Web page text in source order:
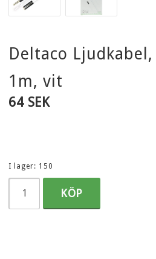
Deltaco
1m, vit
64 SEK
I lager: 150
KÖP